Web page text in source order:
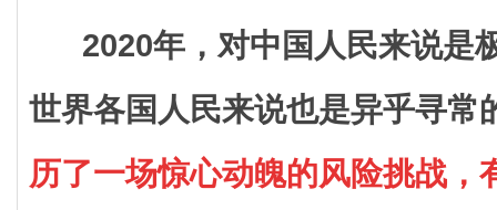
2020年，对中国人民来说是
世界各国人民来说也是异乎寻常
历了一场惊心动魄的风险挑战，